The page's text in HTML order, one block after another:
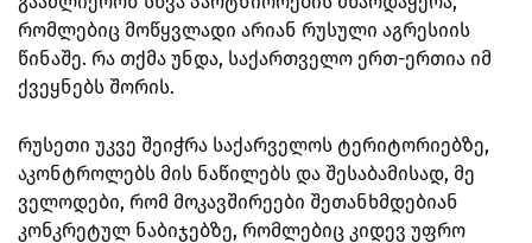
რომლებიც მოწყვლადი არიან რუსული აგრესიის
წინაშე. რა თქმა უნდა, საქართველო ერთ-ერთია იმ
ქვეყნებს შორის.
რუსეთი უკვე შეიჭრა საქარველოს ტერიტორიებზე,
აკონტროლებს მის ნაწილებს და შესაბამისად, მე
ველოდები, რომ მოკავშირეები შეთანხმდებიან
კონკრეტულ ნაბიჯებზე, რომლებიც კიდევ უფრო